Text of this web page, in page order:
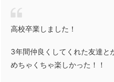
高校卒業しました！
3年間仲良くしてくれた友達と
めちゃくちゃ楽しかった！！